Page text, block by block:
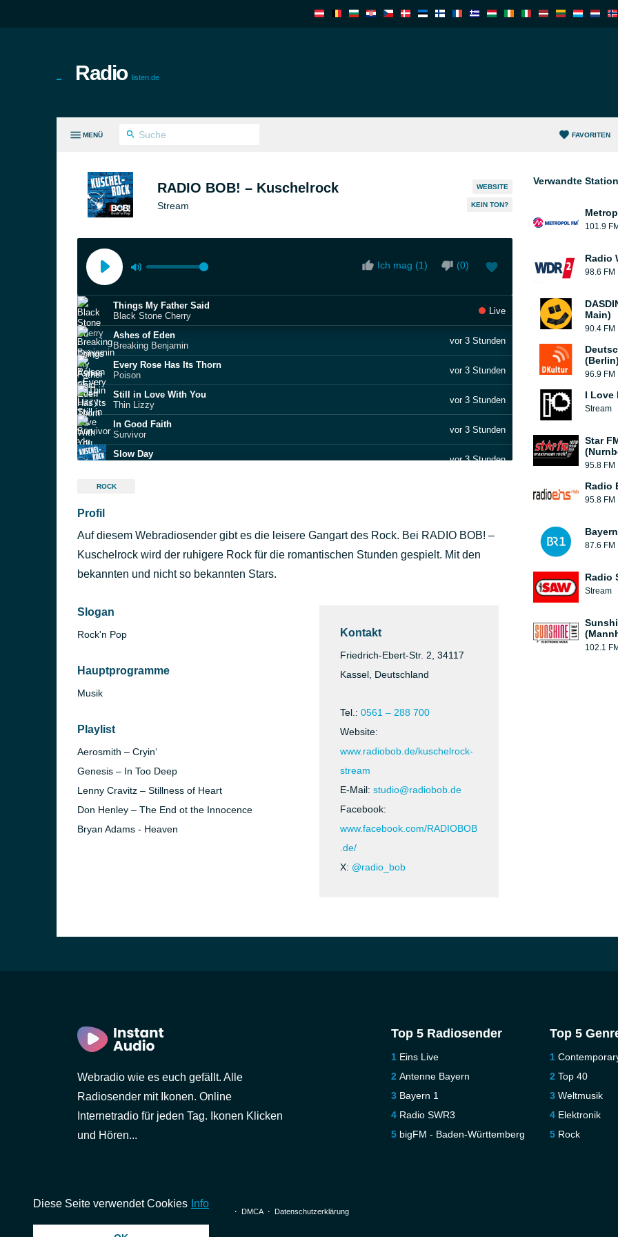
Radio listen.de
MENÜ FAVORITEN
RADIO BOB! – Kuschelrock
Stream
WEBSITE
KEIN TON?
Ich mag (1) (0)
Things My Father Said
Black Stone Cherry
Live
Ashes of Eden
Breaking Benjamin
vor 3 Stunden
Every Rose Has Its Thorn
Poison
vor 3 Stunden
Still in Love With You
Thin Lizzy
vor 3 Stunden
In Good Faith
Survivor
vor 3 Stunden
Slow Day
vor 3 Stunden
Taciturn
(You Want to) Make a Memory
Bon Jovi
vor 4 Stunden
A Whiter Shade of Pale
ROCK
Profil
Auf diesem Webradiosender gibt es die leisere Gangart des Rock. Bei RADIO BOB! –
Kuschelrock wird der ruhigere Rock für die romantischen Stunden gespielt. Mit den
bekannten und nicht so bekannten Stars.
Slogan
Rock'n Pop
Hauptprogramme
Musik
Playlist
Aerosmith – Cryin‘
Genesis – In Too Deep
Lenny Cravitz – Stillness of Heart
Don Henley – The End ot the Innocence
Bryan Adams - Heaven
Kontakt
Friedrich-Ebert-Str. 2, 34117
Kassel, Deutschland
Tel.: 0561 – 288 700
Website:
www.radiobob.de/kuschelrock-
stream
E-Mail: studio@radiobob.de
Facebook:
www.facebook.com/RADIOBOB
.de/
X: @radio_bob
Verwandte
101.9 FM
Radio
98.6 FM
Main)
90.4 FM
(Berlin)
96.9 FM
I Love
Stream
Star
95.8 FM
Radio
95.8 FM
87.6 FM
Radio
Stream
102.1 FM
Webradio wie es euch gefällt. Alle
Radiosender mit Ikonen. Online
Internetradio für jeden Tag. Ikonen Klicken
und Hören...
Top 5 Radiosender
Eins Live
Antenne Bayern
Bayern 1
Radio SWR3
bigFM - Baden-Württemberg
Top 5
Top 40
Weltmusik
Elektronik
Rock
© 2026 InstantAudio. Alle Rechte vorbehalten. ・ DMCA・ Datenschutzerklärung
Diese Seite verwendet Cookies Info